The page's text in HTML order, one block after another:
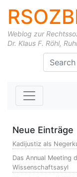
Weblog zur
Dr. Klaus F. Röhl,
Skip to content
Neue Einträge
Kadijustiz als
Das Annual Meeting
Wissenschaftsasyl